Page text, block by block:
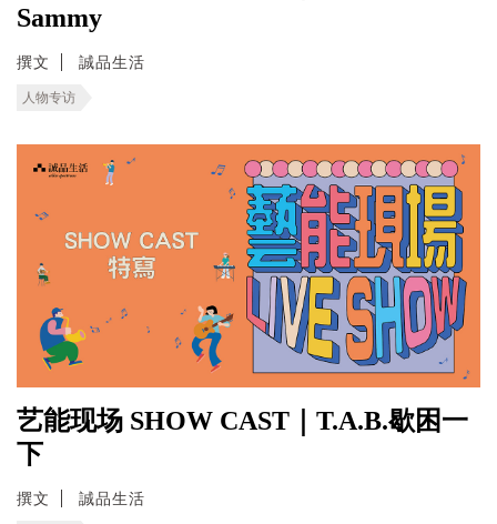
Sammy
撰文 誠品生活
人物专访
艺能现场 SHOW CAST｜T.A.B.歇困一
下
撰文 誠品生活